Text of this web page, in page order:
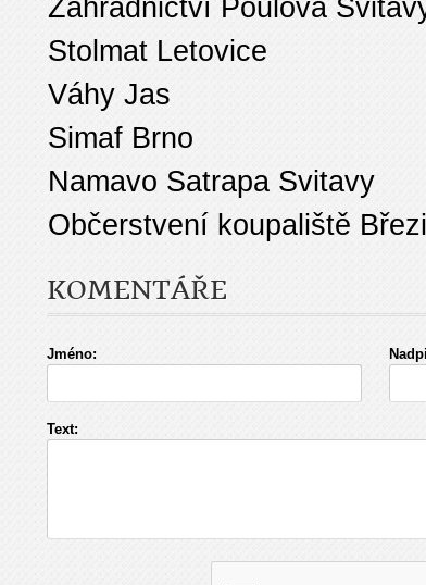
Zahradnictví Poulová
Stolmat Letovice
Váhy Jas
Simaf Brno
Namavo Satrapa Svitavy
Občerstvení koupaliště
KOMENTÁŘE
Jméno:
Text: